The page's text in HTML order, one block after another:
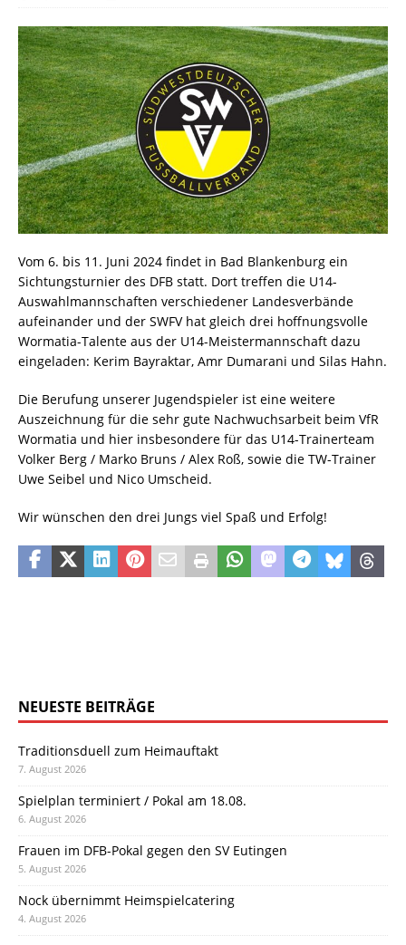
Vom 6. bis 11. Juni 2024 findet in Bad Blankenburg ein
Sichtungsturnier des DFB statt. Dort treffen die U14-
Auswahlmannschaften verschiedener Landesverbände
aufeinander und der SWFV hat gleich drei hoffnungsvolle
Wormatia-Talente aus der U14-Meistermannschaft dazu
eingeladen: Kerim Bayraktar, Amr Dumarani und Silas Hahn.
Die Berufung unserer Jugendspieler ist eine weitere
Auszeichnung für die sehr gute Nachwuchsarbeit beim VfR
Wormatia und hier insbesondere für das U14-Trainerteam
Volker Berg / Marko Bruns / Alex Roß, sowie die TW-Trainer
Uwe Seibel und Nico Umscheid.
Wir wünschen den drei Jungs viel Spaß und Erfolg!
NEUESTE BEITRÄGE
Traditionsduell zum Heimauftakt
7. August 2026
Spielplan terminiert / Pokal am 18.08.
6. August 2026
Frauen im DFB-Pokal gegen den SV Eutingen
5. August 2026
Nock übernimmt Heimspielcatering
4. August 2026